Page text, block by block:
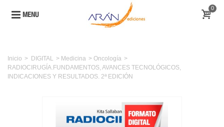
MENU
0
Inicio > DIGITAL > Medicina > Oncología >
RADIOCIRUGÍA.FUNDAMENTOS, AVANCES TECNOLÓGICOS,
INDICACIONES Y RESULTADOS. 2ª EDICIÓN